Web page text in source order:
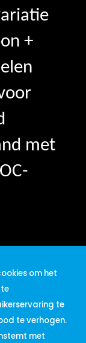
+
met
om het
te
te verhogen.
met